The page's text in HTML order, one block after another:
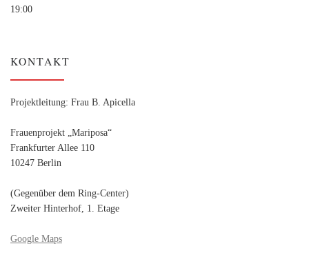
19:00
KONTAKT
Projektleitung: Frau B. Apicella
Frauenprojekt „Mariposa“
Frankfurter Allee 110
10247 Berlin
(Gegenüber dem Ring-Center)
Zweiter Hinterhof, 1. Etage
Google Maps